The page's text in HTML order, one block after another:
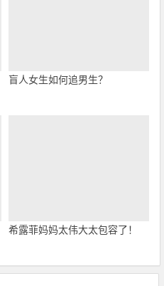
盲人女生如何追男生？
希露菲妈妈太伟大太包容了！